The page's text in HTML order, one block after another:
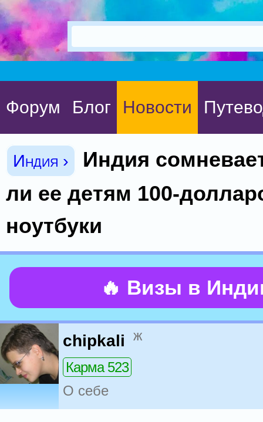
Форум Блог Новости
Индия ›
Индия
ли ее детям 100-
ноутбуки
🔥 Визы в
chipkali ж
Карма 523
О себе